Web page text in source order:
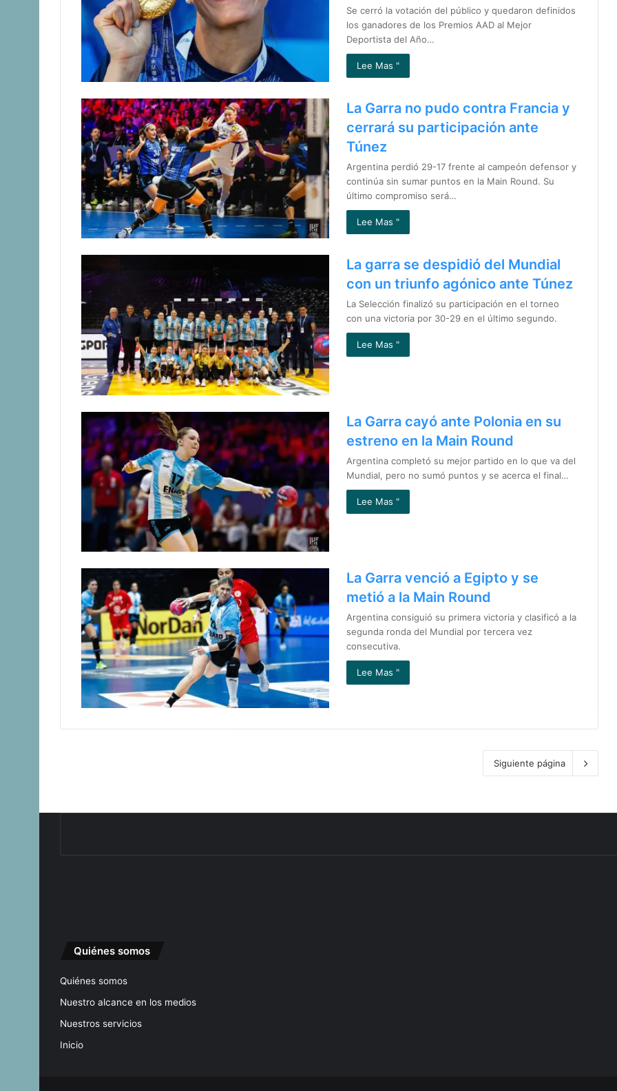
Se cerró la votación del público y quedaron definidos
los ganadores de los Premios AAD al Mejor
Deportista del Año…
Lee Mas "
La Garra no pudo contra Francia y
cerrará su participación ante
Túnez
Argentina perdió 29-17 frente al campeón defensor y
continúa sin sumar puntos en la Main Round. Su
último compromiso será…
Lee Mas "
La garra se despidió del Mundial
con un triunfo agónico ante Túnez
La Selección finalizó su participación en el torneo
con una victoria por 30-29 en el último segundo.
Lee Mas "
La Garra cayó ante Polonia en su
estreno en la Main Round
Argentina completó su mejor partido en lo que va del
Mundial, pero no sumó puntos y se acerca el final…
Lee Mas "
La Garra venció a Egipto y se
metió a la Main Round
Argentina consiguió su primera victoria y clasificó a la
segunda ronda del Mundial por tercera vez
consecutiva.
Lee Mas "
Siguiente página
Quiénes somos
Quiénes somos
Nuestro alcance en los medios
Nuestros servicios
Inicio